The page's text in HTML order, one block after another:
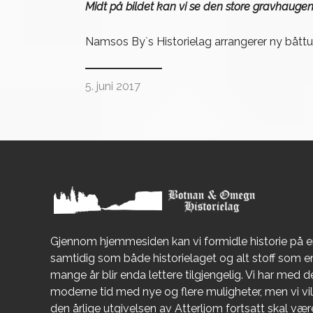
Midt på bildet kan vi se den store
Namsos By`s Historielag arrangerer ny
5. juni 2017
Gjennom hjemmesiden kan vi formidle historie på
samtidig som både historielaget og alt stoff som
mange år blir enda lettere tilgjengelig. Vi har med
moderne tid med nye og flere muligheter, men vi
den årlige utgivelsen av Atterljom fortsatt skal